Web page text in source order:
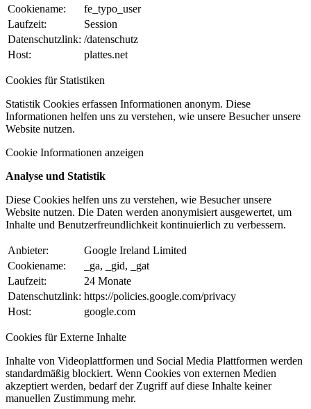
Cookiename:
fe_typo_user
Laufzeit:
Session
Datenschutzlink: /datenschutz
Host:
plattes.net
Cookies für Statistiken
Statistik Cookies erfassen Informationen anonym. Diese
Informationen helfen uns zu verstehen, wie unsere Besucher unsere
Website nutzen.
Cookie Informationen anzeigen
Analyse und Statistik
Diese Cookies helfen uns zu verstehen, wie Besucher unsere
Website nutzen. Die Daten werden anonymisiert ausgewertet, um
Inhalte und Benutzerfreundlichkeit kontinuierlich zu verbessern.
Anbieter:
Google Ireland Limited
Cookiename:
_ga, _gid, _gat
Laufzeit:
24 Monate
Datenschutzlink: https://policies.google.com/privacy
Host:
google.com
Cookies für Externe Inhalte
Inhalte von Videoplattformen und Social Media Plattformen werden
standardmäßig blockiert. Wenn Cookies von externen Medien
akzeptiert werden, bedarf der Zugriff auf diese Inhalte keiner
manuellen Zustimmung mehr.